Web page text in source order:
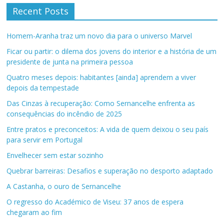
Recent Posts
Homem-Aranha traz um novo dia para o universo Marvel
Ficar ou partir: o dilema dos jovens do interior e a história de um
presidente de junta na primeira pessoa
Quatro meses depois: habitantes [ainda] aprendem a viver
depois da tempestade
Das Cinzas à recuperação: Como Sernancelhe enfrenta as
consequências do incêndio de 2025
Entre pratos e preconceitos: A vida de quem deixou o seu país
para servir em Portugal
Envelhecer sem estar sozinho
Quebrar barreiras: Desafios e superação no desporto adaptado
A Castanha, o ouro de Sernancelhe
O regresso do Académico de Viseu: 37 anos de espera
chegaram ao fim